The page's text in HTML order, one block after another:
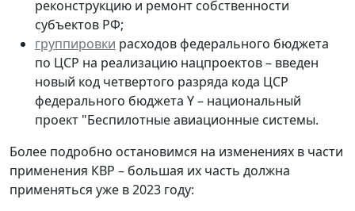
реконструкцию и ремонт собственности
субъектов РФ;
группировки расходов федерального бюджета
по ЦСР на реализацию нацпроектов – введен
новый код четвертого разряда кода ЦСР
федерального бюджета Y – национальный
проект "Беспилотные авиационные системы.
Более подробно остановимся на изменениях в части
применения КВР – большая их часть должна
применяться уже в 2023 году: